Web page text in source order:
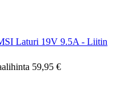
Laturi 19V 9.5A - Liitin
59,95 €